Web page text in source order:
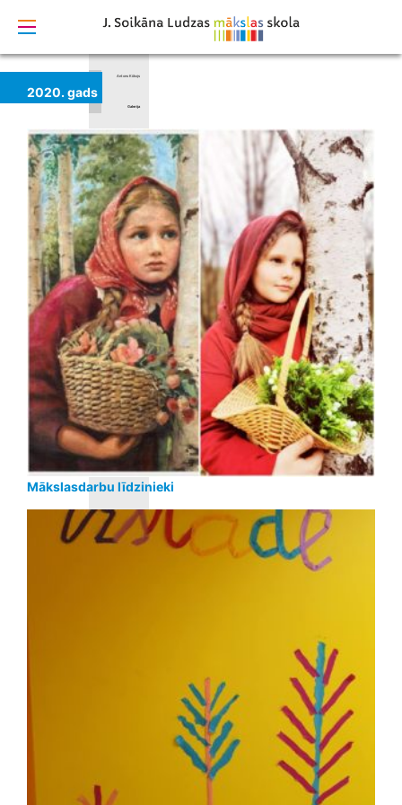
2020. gads
Mākslasdarbu līdzinieki
Antons Kūkojs
Galerija
Absolventi
Video un
animācija
izstrādāts